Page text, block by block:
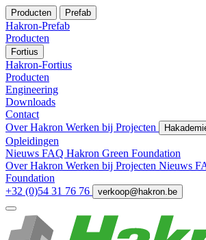
Producten Prefab
Hakron-Prefab
Producten
Fortius
Hakron-Fortius
Producten
Engineering
Downloads
Contact
Over Hakron Werken bij Projecten
Opleidingen
Nieuws FAQ Hakron Green Foundation
Over Hakron Werken bij Projecten Nieuws
Foundation
+32 (0)54 31 76 76
verkoop@hakron.be